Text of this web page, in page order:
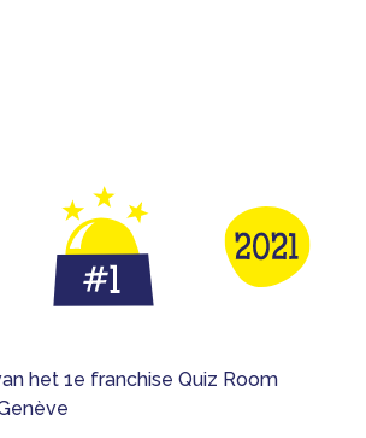
het 1e franchise Quiz Room